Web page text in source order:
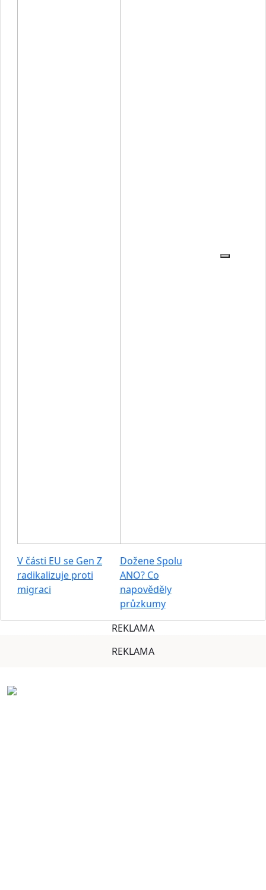
V části EU se Gen Z
radikalizuje proti
migraci
Dožene Spolu
ANO? Co
napověděly
průzkumy
REKLAMA
REKLAMA